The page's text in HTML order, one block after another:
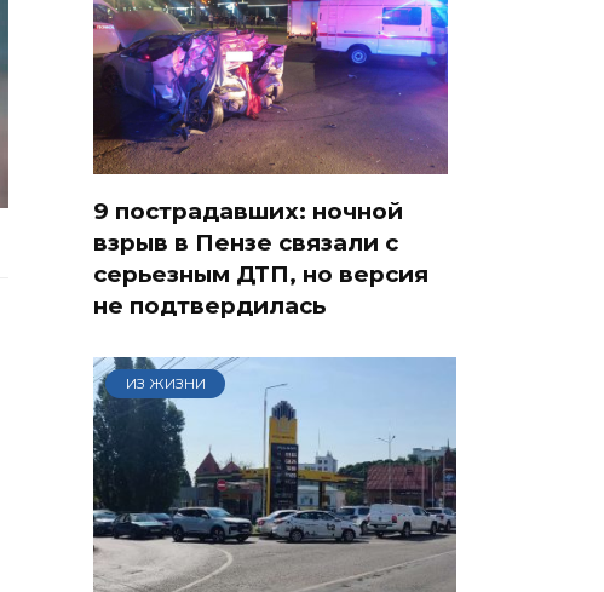
9 пострадавших: ночной
взрыв в Пензе связали с
серьезным ДТП, но версия
не подтвердилась
ИЗ ЖИЗНИ